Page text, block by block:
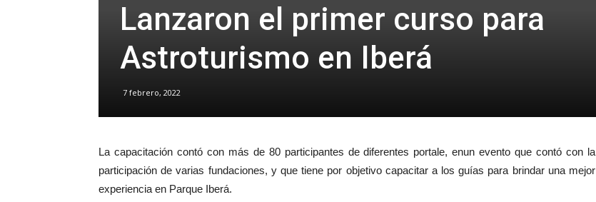
Lanzaron el primer curso para
Astroturismo en Iberá
7 febrero, 2022
La capacitación contó con más de 80 participantes de diferentes portale, enun evento que contó con la
participación de varias fundaciones, y que tiene por objetivo capacitar a los guías para brindar una mejor
experiencia en Parque Iberá.